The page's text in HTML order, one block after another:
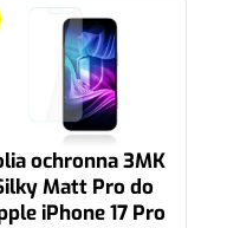
ochronna 3MK
Matt Pro do
iPhone 17 Pro